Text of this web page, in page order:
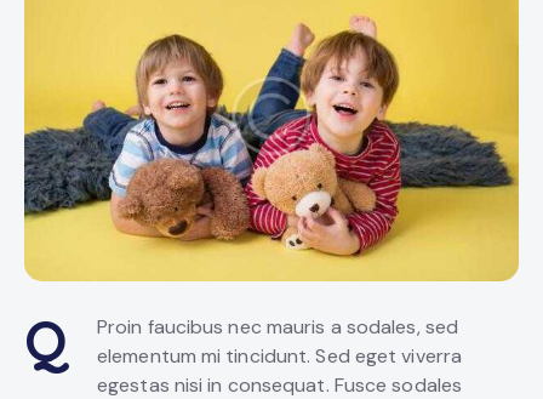
Q
Proin faucibus nec mauris a sodales, sed
elementum mi tincidunt. Sed eget viverra
egestas nisi in consequat. Fusce sodales